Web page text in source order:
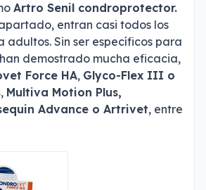
Artro Senil condroprotector.
entran casi todos los
adultos. Sin ser específicos para
demostrado mucha eficacia,
Force HA, Glyco-Flex III o
, Multiva Motion Plus,
Advance o Artrivet, entre